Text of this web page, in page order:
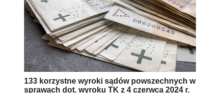
133 korzystne wyroki sądów powszechnych w
sprawach dot. wyroku TK z 4 czerwca 2024 r.